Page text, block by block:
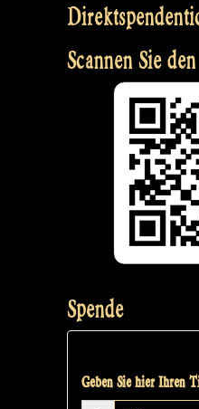
Scannen Sie
Spende
Geben Sie hier Ihren